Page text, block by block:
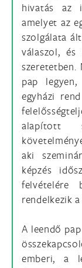
hivatás az
amelyet az
szolgálata
válaszol,
szeretetben.
pap
egyházi
alapított
aki
képzés
felvételére
rendelke­zik
A leendő
emberi, a